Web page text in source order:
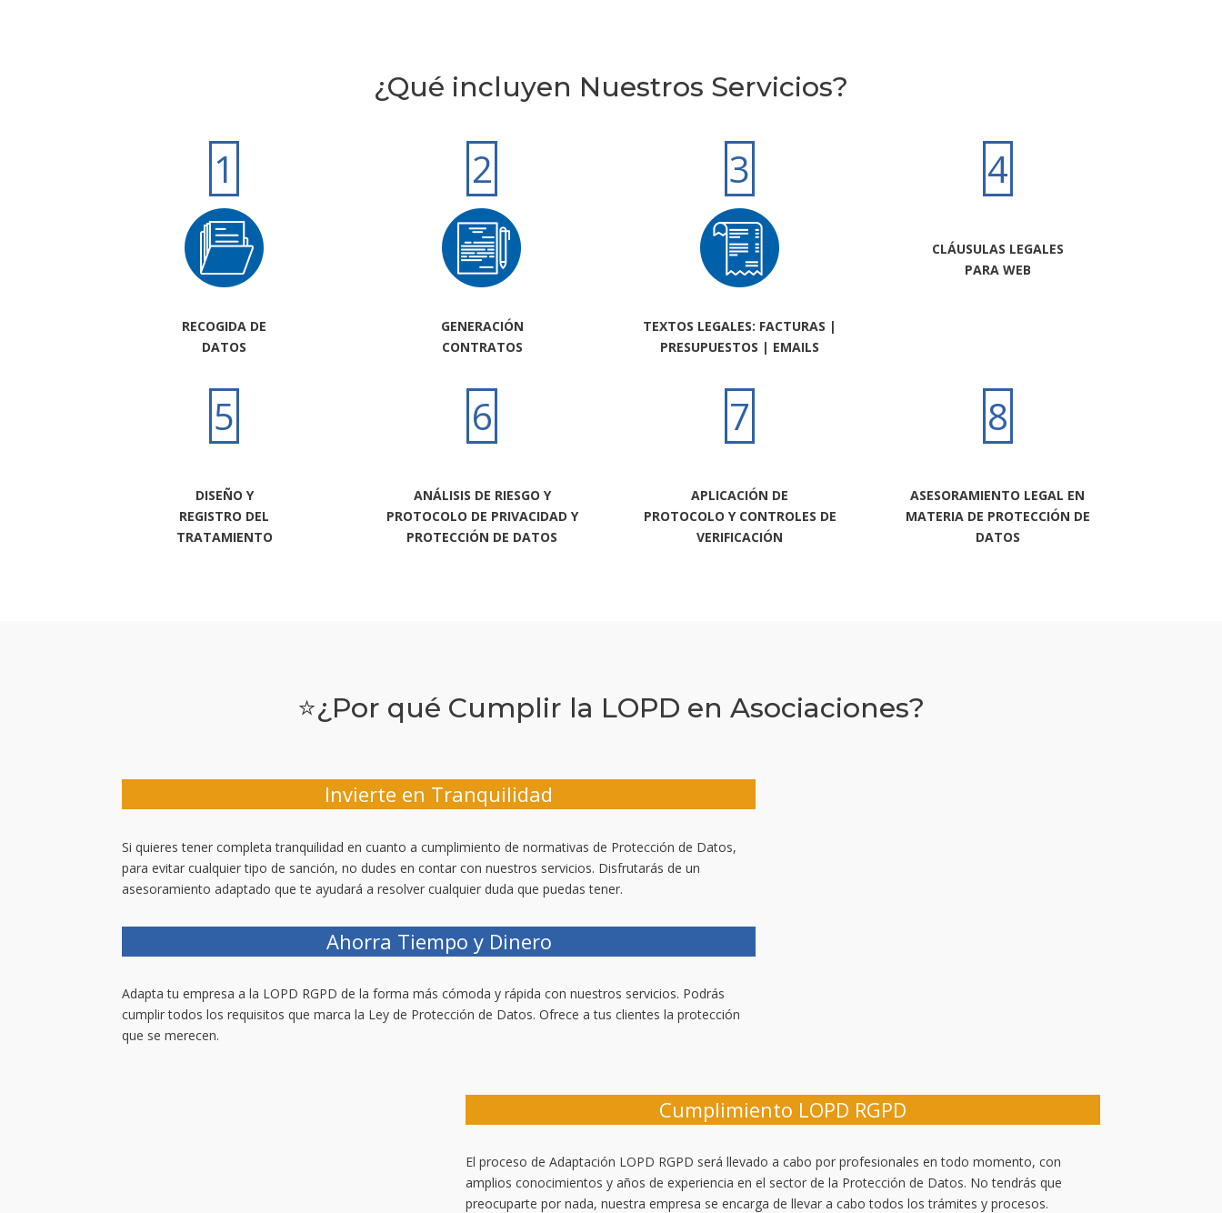
¿Qué incluyen Nuestros Servicios?
1
RECOGIDA DE
DATOS
2
GENERACIÓN
CONTRATOS
3
TEXTOS LEGALES: FACTURAS |
PRESUPUESTOS | EMAILS
4
CLÁUSULAS LEGALES
PARA WEB
5
DISEÑO Y
REGISTRO DEL
TRATAMIENTO
6
ANÁLISIS DE RIESGO Y
PROTOCOLO DE PRIVACIDAD Y
PROTECCIÓN DE DATOS
7
APLICACIÓN DE
PROTOCOLO Y CONTROLES DE
VERIFICACIÓN
8
ASESORAMIENTO LEGAL EN
MATERIA DE PROTECCIÓN DE
DATOS
⭐¿Por qué Cumplir la LOPD en Asociaciones?
Invierte en Tranquilidad
Si quieres tener completa tranquilidad en cuanto a cumplimiento de normativas de Protección de Datos,
para evitar cualquier tipo de sanción, no dudes en contar con nuestros servicios. Disfrutarás de un
asesoramiento adaptado que te ayudará a resolver cualquier duda que puedas tener.
Ahorra Tiempo y Dinero
Adapta tu empresa a la LOPD RGPD de la forma más cómoda y rápida con nuestros servicios. Podrás
cumplir todos los requisitos que marca la Ley de Protección de Datos. Ofrece a tus clientes la protección
que se merecen.
Cumplimiento LOPD RGPD
El proceso de Adaptación LOPD RGPD será llevado a cabo por profesionales en todo momento, con
amplios conocimientos y años de experiencia en el sector de la Protección de Datos. No tendrás que
preocuparte por nada, nuestra empresa se encarga de llevar a cabo todos los trámites y procesos.